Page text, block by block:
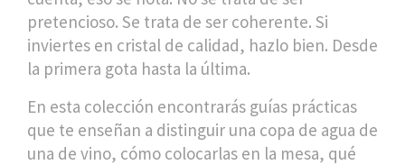
pretencioso. Se trata de ser coherente. Si
inviertes en cristal de calidad, hazlo bien. Desde
la primera gota hasta la última.
En esta colección encontrarás guías prácticas
que te enseñan a distinguir una copa de agua de
una de vino, cómo colocarlas en la mesa, qué